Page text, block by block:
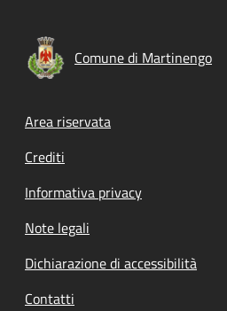
Comune di Martinengo
Footer menu
Area riservata
Crediti
Informativa privacy
Note legali
Dichiarazione di accessibilità
Contatti